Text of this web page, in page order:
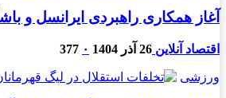
آغاز همکاری راهبردی ایرانسل و
اقتصاد آنلاین 26 آذر 1404 ۰ 377
ورزشی